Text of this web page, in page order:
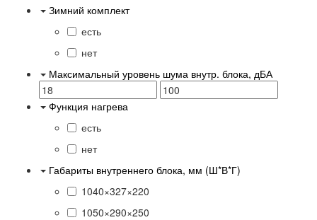
Зимний комплект
есть
нет
Максимальный уровень шума внутр. блока, дБА
Функция нагрева
есть
нет
Габариты внутреннего блока, мм (Ш*В*Г)
1040×327×220
1050×290×250